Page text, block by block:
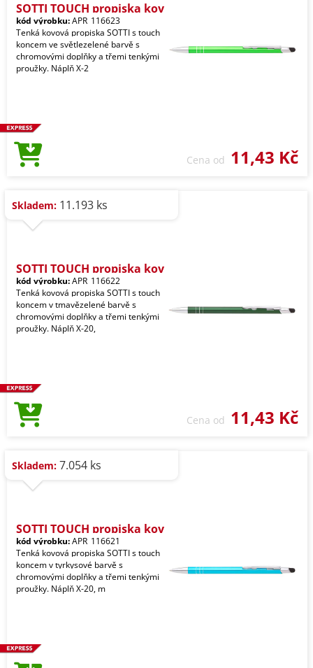
SOTTI TOUCH propiska kov
kód výrobku:APR_116623
Tenká kovová propiska SOTTI s touch
koncem ve světlezelené barvě s
chromovými doplňky a třemi tenkými
proužky. Náplň X-2
Cena od 11,43 Kč
Skladem: 11.193 ks
SOTTI TOUCH propiska kov
kód výrobku:APR_116622
Tenká kovová propiska SOTTI s touch
koncem v tmavězelené barvě s
chromovými doplňky a třemi tenkými
proužky. Náplň X-20,
Cena od 11,43 Kč
Skladem: 7.054 ks
SOTTI TOUCH propiska kov
kód výrobku:APR_116621
Tenká kovová propiska SOTTI s touch
koncem v tyrkysové barvě s
chromovými doplňky a třemi tenkými
proužky. Náplň X-20, m